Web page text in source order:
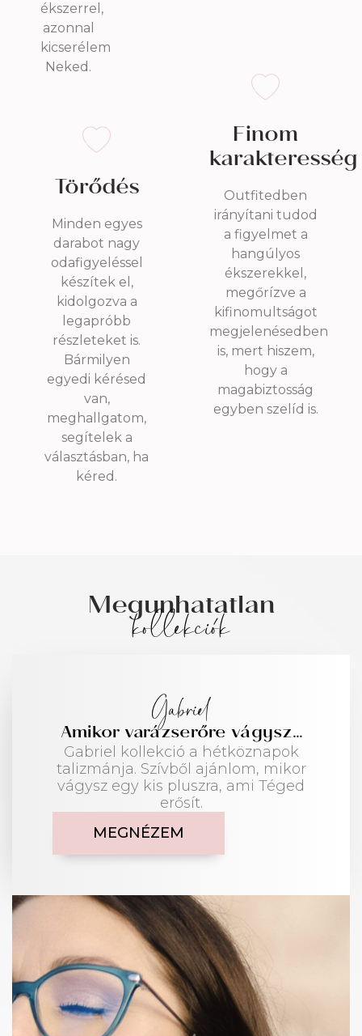
ékszerrel,
azonnal
kicserélem
Neked.
Törődés
Minden egyes
darabot nagy
odafigyeléssel
készítek el,
kidolgozva a
legapróbb
részleteket is.
Bármilyen
egyedi kérésed
van,
meghallgatom,
segítelek a
választásban, ha
kéred.
Finom
karakteresség
Outfitedben
irányítani tudod
a figyelmet a
hangúlyos
ékszerekkel,
megőrízve a
kifinomultságot
megjelenésedben
is, mert hiszem,
hogy a
magabiztosság
egyben szelíd is.
Megunhatatlan
kollekciók
Gabriel
Amikor varázserőre vágysz...
Gabriel kollekció a hétköznapok
talizmánja. Szívből ajánlom, mikor
vágysz egy kis pluszra, ami Téged
erősít.
MEGNÉZEM